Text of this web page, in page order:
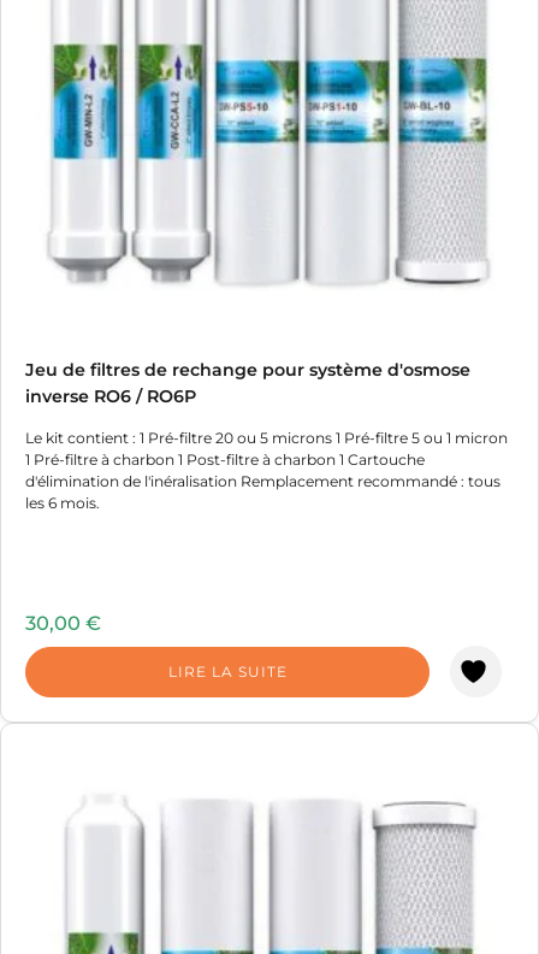
Jeu de filtres de rechange pour système d'osmose
inverse RO6 / RO6P
Le kit contient : 1 Pré-filtre 20 ou 5 microns 1 Pré-filtre 5 ou 1 micron
1 Pré-filtre à charbon 1 Post-filtre à charbon 1 Cartouche
d'élimination de l'inéralisation Remplacement recommandé : tous
les 6 mois.
30,00 €
LIRE LA SUITE